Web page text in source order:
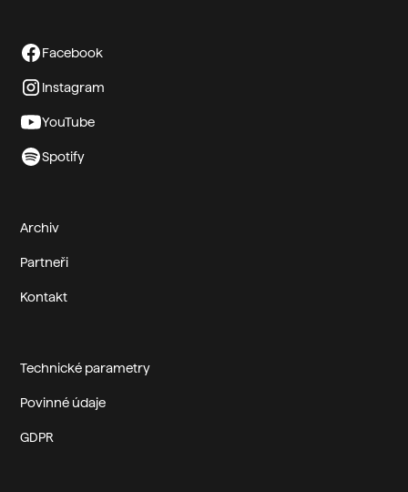
Facebook
Instagram
YouTube
Spotify
Archiv
Partneři
Kontakt
Technické parametry
Povinné údaje
GDPR